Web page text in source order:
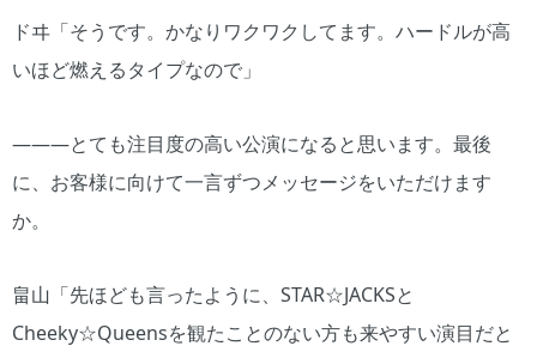
ドヰ「そうです。かなりワクワクしてます。ハードルが高
いほど燃えるタイプなので」
―――とても注目度の高い公演になると思います。最後
に、お客様に向けて一言ずつメッセージをいただけます
か。
畠山「先ほども言ったように、STAR☆JACKSと
Cheeky☆Queensを観たことのない方も来やすい演目だと